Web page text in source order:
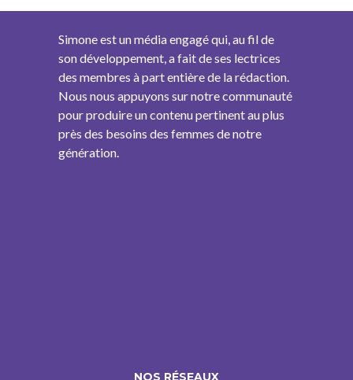
Simone est un média engagé qui, au fil de
son développement, a fait de ses lectrices
des membres à part entière de la rédaction.
Nous nous appuyons sur notre communauté
pour produire un contenu pertinent au plus
près des besoins des femmes de notre
génération.
NOS RÉSEAUX